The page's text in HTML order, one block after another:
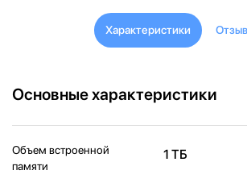
Характеристики
Основные характеристики
Объем встроенной
памяти
1 ТБ